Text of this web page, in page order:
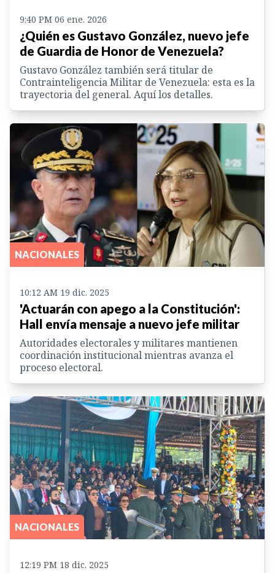
9:40 PM 06 ene. 2026
¿Quién es Gustavo González, nuevo jefe
de Guardia de Honor de Venezuela?
Gustavo González también será titular de
Contrainteligencia Militar de Venezuela: esta es la
trayectoria del general. Aquí los detalles.
NACIONALES
10:12 AM 19 dic. 2025
'Actuarán con apego a la Constitución':
Hall envía mensaje a nuevo jefe militar
Autoridades electorales y militares mantienen
coordinación institucional mientras avanza el
proceso electoral.
NACIONALES
12:19 PM 18 dic. 2025